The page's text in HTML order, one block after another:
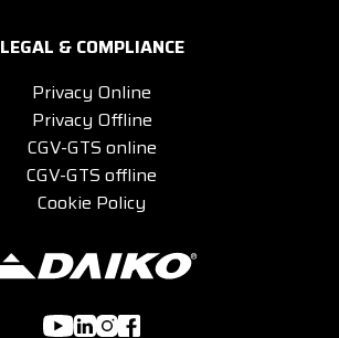
LEGAL & COMPLIANCE
Privacy Online
Privacy Offline
CGV-GTS online
CGV-GTS offline
Cookie Policy